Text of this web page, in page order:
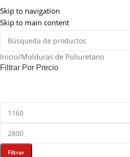
Skip to navigation
Skip to main content
Inicio Molduras de Poliuretano
Filtrar Por Precio
Filtrar